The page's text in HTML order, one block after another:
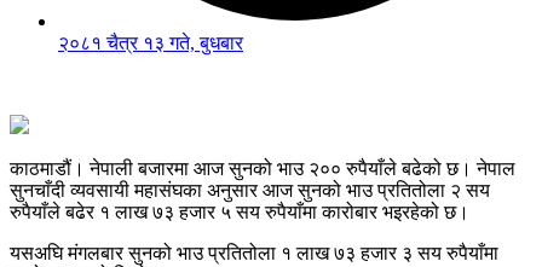
२०८१ चैत्र १३ गते, बुधबार
काठमाडौं। नेपाली बजारमा आज सुनको भाउ २०० रुपैयाँले बढेको छ। नेपाल
सुनचाँदी व्यवसायी महासंघका अनुसार आज सुनको भाउ प्रतितोला २ सय
रुपैयाँले बढेर १ लाख ७३ हजार ५ सय रुपैयाँमा कारोबार भइरहेको छ।
यसअघि मंगलबार सुनको भाउ प्रतितोला १ लाख ७३ हजार ३ सय रुपैयाँमा